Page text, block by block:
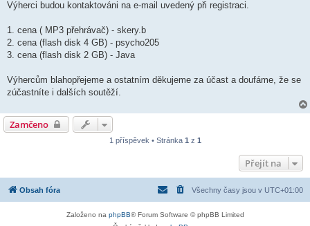
e
Výherci budou kontaktováni na e-mail uvedený při registraci.
1. cena ( MP3 přehrávač) - skery.b
2. cena (flash disk 4 GB) - psycho205
3. cena (flash disk 2 GB) - Java
Výhercům blahopřejeme a ostatním děkujeme za účast a doufáme, že se
zúčastníte i dalších soutěží.
Zamčeno
1 příspěvek • Stránka 1 z 1
Přejít na
Obsah fóra Všechny časy jsou v UTC+01:00
Založeno na phpBB® Forum Software © phpBB Limited